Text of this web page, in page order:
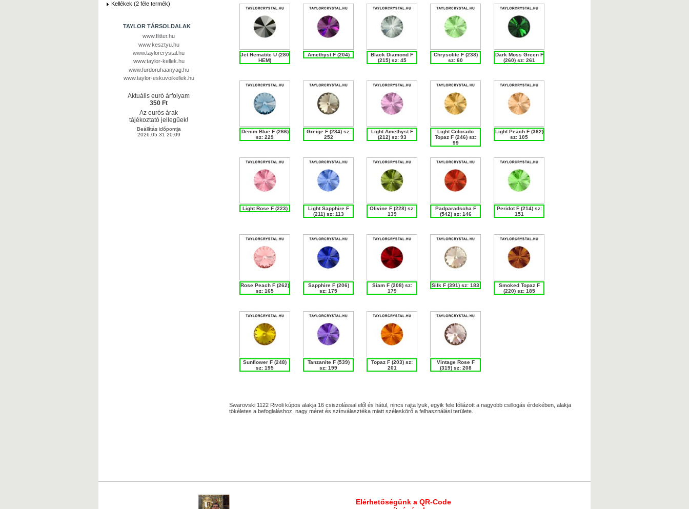
Kellékek (2 féle termék)
TAYLOR TÁRSOLDALAK
www.flitter.hu
www.kesztyu.hu
www.taylorcrystal.hu
www.taylor-kellek.hu
www.furdoruhaanyag.hu
www.taylor-eskuvoikellek.hu
Aktuális euró árfolyam
350 Ft
Az eurós árak
tájékoztató jellegűek!
Beállítás időpontja
2026.05.31 20:09
Jet Hematite U (280
HEM)
Amethyst F (204)
Black Diamond F
(215) sz: 45
Chrysolite F (238)
sz: 60
Dark Moss Green F
(260) sz: 261
Denim Blue F (266)
sz: 229
Greige F (284) sz:
252
Light Amethyst F
(212) sz: 93
Light Colorado
Topaz F (246) sz:
99
Light Peach F (362)
sz: 105
Light Rose F (223)
Light Sapphire F
(211) sz: 113
Olivine F (228) sz:
139
Padparadscha F
(542) sz: 146
Peridot F (214) sz:
151
Rose Peach F (262)
sz: 165
Sapphire F (206)
sz: 175
Siam F (208) sz:
179
Silk F (391) sz: 183
Smoked Topaz F
(220) sz: 185
Sunflower F (248)
sz: 195
Tanzanite F (539)
sz: 199
Topaz F (203) sz:
201
Vintage Rose F
(319) sz: 208
Swarovski 1122 Rivoli kúpos alakja 16 csiszolással elől és hátul, nincs rajta lyuk, egyik fele fóliázott a nagyobb csillogás érdekében, alakja
tökéletes a befoglaláshoz, nagy méret és színválasztéka miatt széleskörő a felhasználási területe.
Elérhetőségünk a QR-Code